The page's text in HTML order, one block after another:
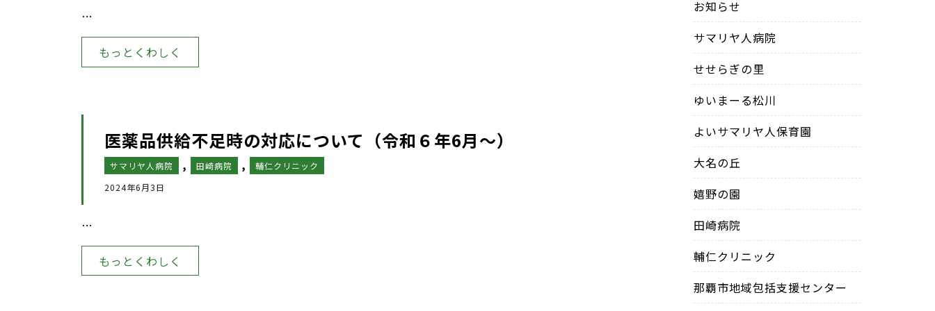
…
もっとくわしく
医薬品供給不足時の対応について（令和６年6月～）
サマリヤ人病院 , 田崎病院 ,
輔仁クリニック
2024年6月3日
…
もっとくわしく
お知らせ
サマリヤ人病院
せせらぎの里
ゆいまーる松川
よいサマリヤ人保育園
大名の丘
嬉野の園
田崎病院
輔仁クリニック
那覇市地域包括支援センター